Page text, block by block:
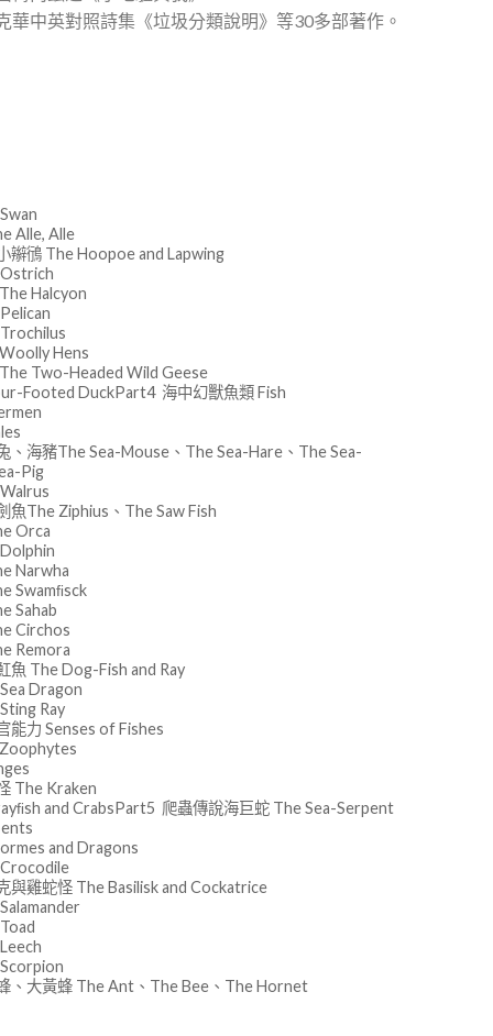
中英對照詩集《垃圾分類說明》等30多部著作。
Alle, Alle
辮鴴 The Hoopoe and Lapwing
Halcyon
Hens
Two-Headed Wild Geese
Footed DuckPart4 海中幻獸魚類 Fish
、海豬The Sea-Mouse、The Sea-Hare、The Sea-
Pig
魚The Ziphius、The Saw Fish
Orca
Narwha
Swamﬁsck
Sahab
Circhos
Remora
魚 The Dog-Fish and Ray
Dragon
Ray
能力 Senses of Fishes
The Kraken
and CrabsPart5 爬蟲傳說海巨蛇 The Sea-Serpent
and Dragons
與雞蛇怪 The Basilisk and Cockatrice
、大黃蜂 The Ant、The Bee、The Hornet